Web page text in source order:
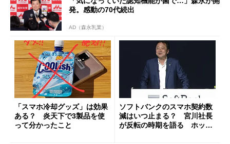
発。感動の70代続出
AD（森永乳業）
「スマホ冷却グッズ」は効果
ある？ 炎天下で3製品を使
って分かったこと
ソフトバンクのスマホ契約数
減はいつ止まる？ 宮川社長
が反転の時期を語る ホッピ